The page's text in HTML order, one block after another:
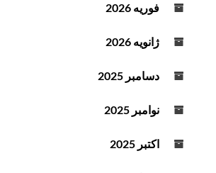
فوریه 2026
ژانویه 2026
دسامبر 2025
نوامبر 2025
اکتبر 2025